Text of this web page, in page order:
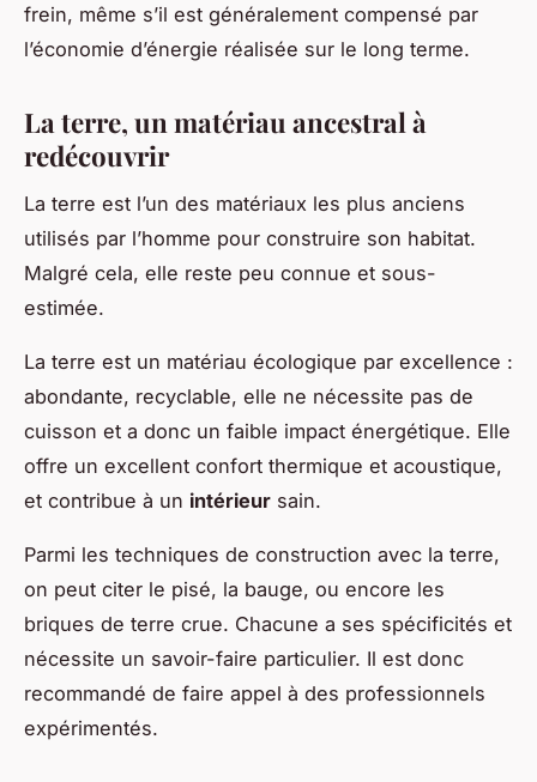
frein, même s’il est généralement compensé par
l’économie d’énergie réalisée sur le long terme.
La terre, un matériau ancestral à
redécouvrir
La terre est l’un des matériaux les plus anciens
utilisés par l’homme pour construire son habitat.
Malgré cela, elle reste peu connue et sous-
estimée.
La terre est un matériau écologique par excellence :
abondante, recyclable, elle ne nécessite pas de
cuisson et a donc un faible impact énergétique. Elle
offre un excellent confort thermique et acoustique,
et contribue à un intérieur sain.
Parmi les techniques de construction avec la terre,
on peut citer le pisé, la bauge, ou encore les
briques de terre crue. Chacune a ses spécificités et
nécessite un savoir-faire particulier. Il est donc
recommandé de faire appel à des professionnels
expérimentés.